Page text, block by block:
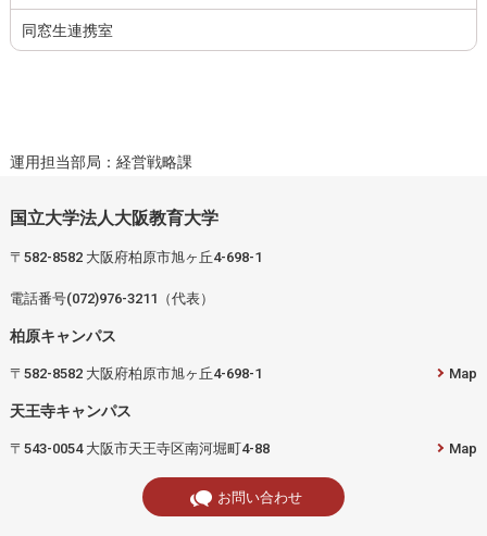
同窓生連携室
運用担当部局：経営戦略課
国立大学法人大阪教育大学
〒582-8582 大阪府柏原市旭ヶ丘4-698-1
電話番号(072)976-3211（代表）
柏原キャンパス
〒582-8582 大阪府柏原市旭ヶ丘4-698-1 Map
天王寺キャンパス
〒543-0054 大阪市天王寺区南河堀町4-88 Map
お問い合わせ